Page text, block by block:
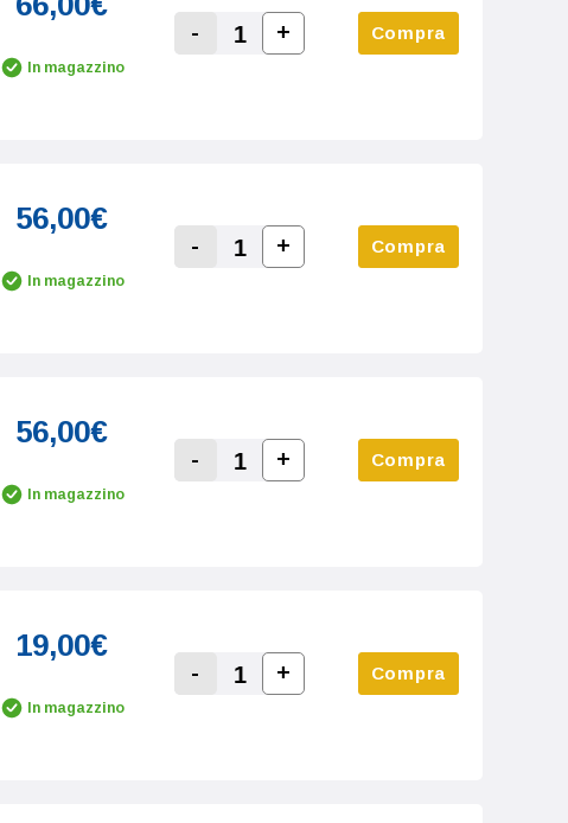
In magazzino Decrease Quantity:
-
Increase Quantity:
+ Compra
56,00€
In magazzino Decrease Quantity:
-
Increase Quantity:
+ Compra
56,00€
In magazzino Decrease Quantity:
-
Increase Quantity:
+ Compra
19,00€
In magazzino Decrease Quantity:
-
Increase Quantity:
+ Compra